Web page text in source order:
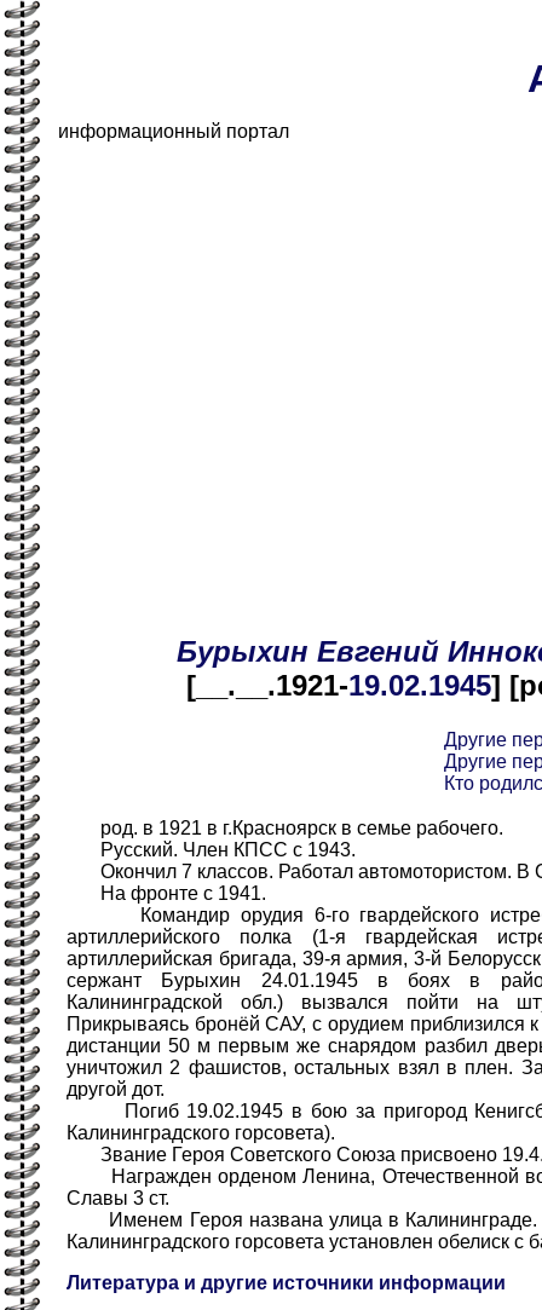
информационный портал
Бурыхин Евгений
[__.__.1921-19.02.1945]
Другие
Другие
Кто
род. в 1921 в г.Красноярск в семье рабочего.
Русский. Член КПСС с 1943.
Окончил 7 классов. Работал автомотористом. В
На фронте с 1941.
Командир орудия 6-го гвардейского
артиллерийского полка (1-я гвардейская
артиллерийская бригада, 39-я армия, 3-й
сержант Бурыхин 24.01.1945 в боях в
Калининградской обл.) вызвался пойти на
Прикрываясь бронёй САУ, с орудием приблизился
дистанции 50 м первым же снарядом разбил
уничтожил 2 фашистов, остальных взял в плен.
другой дот.
Погиб 19.02.1945 в бою за пригород
Калининградского горсовета).
Звание Героя Советского Союза присвоено
Награжден орденом Ленина, Отечественной
Славы 3 ст.
Именем Героя названа улица в Калининграде.
Калининградского горсовета установлен обелиск с
Литература и другие источники информации